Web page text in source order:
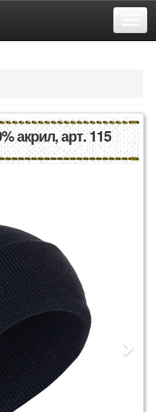
акрил, арт. 115